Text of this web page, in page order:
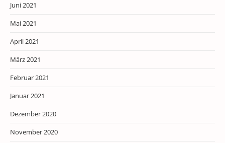
Juni 2021
Mai 2021
April 2021
März 2021
Februar 2021
Januar 2021
Dezember 2020
November 2020